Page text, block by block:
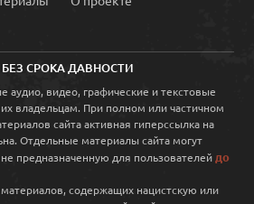
БЕЗ СРОКА ДАВНОСТИ
аудио, видео, графические и текстовые
владельцам. При полном или частичном
сайта активная гиперссылка на
Отдельные материалы сайта могут
предназначенную для пользователейдо
содержащих нацистскую или